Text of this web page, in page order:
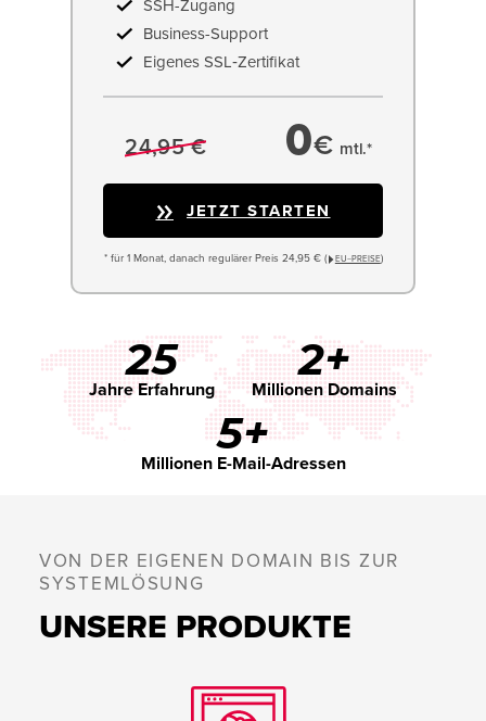
SSH-Zugang
Business-Support
Eigenes SSL‑Zertifikat
24,95 € 0€ mtl.*
JETZT STARTEN
* für 1 Monat, danach regulärer Preis 24,95 € ( EU−PREISE)
25
Jahre Erfahrung
2+
Millionen Domains
5+
Millionen E-Mail-Adressen
VON DER EIGENEN DOMAIN BIS ZUR
SYSTEMLÖSUNG
UNSERE PRODUKTE